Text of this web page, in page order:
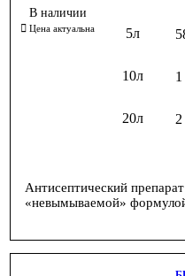
5л
10л
20л
Антисептический
«невымываемой»